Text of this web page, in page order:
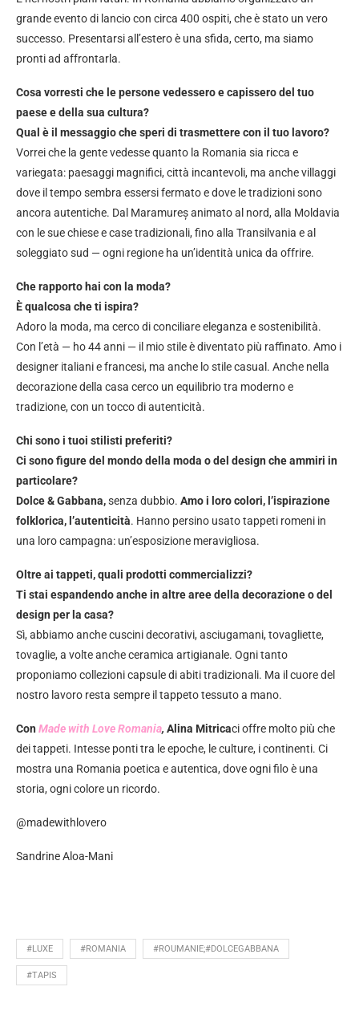
grande evento di lancio con circa 400 ospiti, che è stato un vero
successo. Presentarsi all’estero è una sfida, certo, ma siamo
pronti ad affrontarla.
Cosa vorresti che le persone vedessero e capissero del tuo
paese e della sua cultura?
Qual è il messaggio che speri di trasmettere con il tuo lavoro?
Vorrei che la gente vedesse quanto la Romania sia ricca e
variegata: paesaggi magnifici, città incantevoli, ma anche villaggi
dove il tempo sembra essersi fermato e dove le tradizioni sono
ancora autentiche. Dal Maramureș animato al nord, alla Moldavia
con le sue chiese e case tradizionali, fino alla Transilvania e al
soleggiato sud — ogni regione ha un’identità unica da offrire.
Che rapporto hai con la moda?
È qualcosa che ti ispira?
Adoro la moda, ma cerco di conciliare eleganza e sostenibilità.
Con l’età — ho 44 anni — il mio stile è diventato più raffinato. Amo i
designer italiani e francesi, ma anche lo stile casual. Anche nella
decorazione della casa cerco un equilibrio tra moderno e
tradizione, con un tocco di autenticità.
Chi sono i tuoi stilisti preferiti?
Ci sono figure del mondo della moda o del design che ammiri in
particolare?
Dolce & Gabbana,senza dubbio. Amo i loro colori, l’ispirazione
folklorica, l’autenticità. Hanno persino usato tappeti romeni in
una loro campagna: un’esposizione meravigliosa.
Oltre ai tappeti, quali prodotti commercializzi?
Ti stai espandendo anche in altre aree della decorazione o del
design per la casa?
Sì, abbiamo anche cuscini decorativi, asciugamani, tovagliette,
tovaglie, a volte anche ceramica artigianale. Ogni tanto
proponiamo collezioni capsule di abiti tradizionali. Ma il cuore del
nostro lavoro resta sempre il tappeto tessuto a mano.
Con Made with Love Romania, Alina Mitricaci offre molto più che
dei tappeti. Intesse ponti tra le epoche, le culture, i continenti. Ci
mostra una Romania poetica e autentica, dove ogni filo è una
storia, ogni colore un ricordo.
@madewithlovero
Sandrine Aloa-Mani
#LUXE #ROMANIA #ROUMANIE;#DOLCEGABBANA
#TAPIS